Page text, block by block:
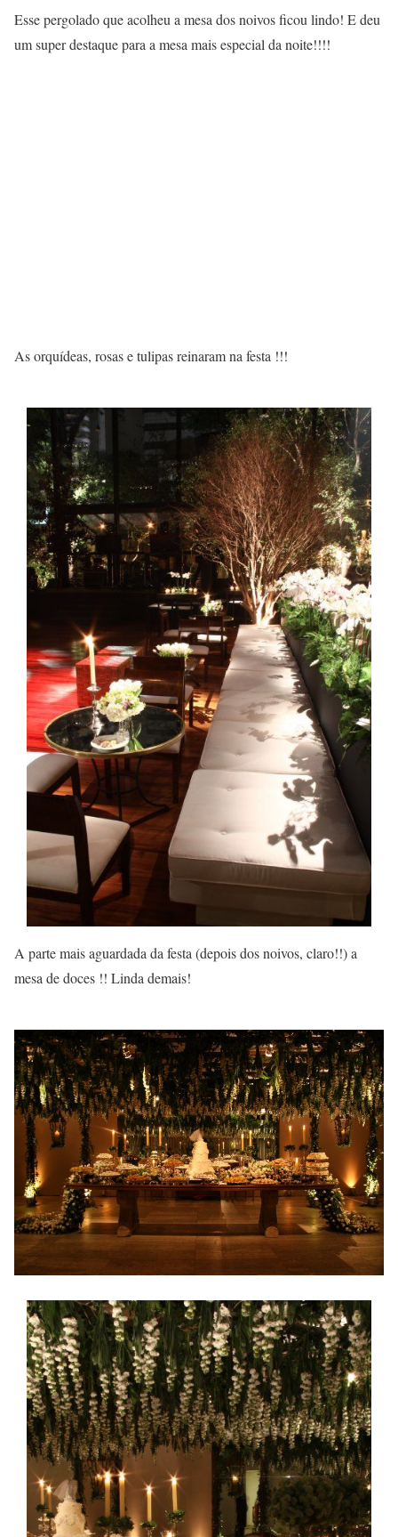
Esse pergolado que acolheu a mesa dos noivos ficou lindo! E deu
um super destaque para a mesa mais especial da noite!!!!
As orquídeas, rosas e tulipas reinaram na festa !!!
A parte mais aguardada da festa (depois dos noivos, claro!!) a
mesa de doces !! Linda demais!